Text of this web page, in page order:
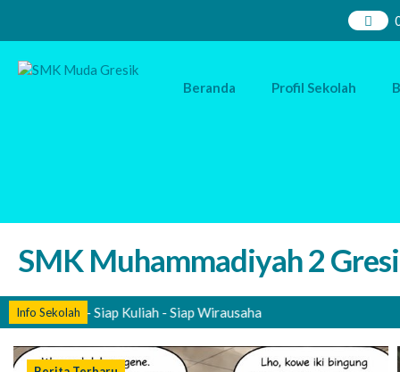
Beranda Profil Sekolah
SMK Muhammadiyah 2
Info Sekolah
Kerja - Siap Kuliah - Siap Wirausaha